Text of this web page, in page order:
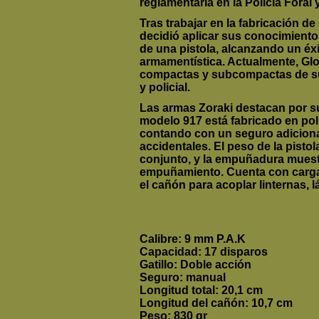
reglamentaria en la Policía Foral
Tras trabajar en la fabricación
decidió aplicar sus
de una pistola, alcanzando un
armamentística. Actualmente,
compactas y subcompactas de
y policial.
Las armas Zoraki destacan por
modelo 917 está fabricado en
contando con un seguro
accidentales. El peso de la
conjunto, y la empuñadura
empuñamiento. Cuenta con
el cañón para acoplar linternas,
Calibre: 9 mm P.A.K
Capacidad: 17 disparos
Gatillo: Doble acción
Seguro: manual
Longitud total: 20,1 cm
Longitud del cañón: 10,7 cm
Peso: 830 gr